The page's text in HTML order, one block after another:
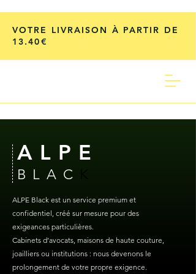
VOTRE LIVRAISON À PARTIR DE
13.40€
ALPE
BLAC
ALPE Black est un service premium et
confidentiel, créé sur mesure pour des
exigeances particulières.
Cabinets d’avocats, maisons de haute couture,
joailliers ou institutions : nous devenons le
prolongement de votre propre exigence.